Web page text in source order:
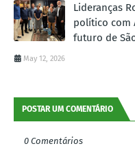
Lideranças
político com
futuro de
May 12, 2026
POSTAR UM COMENTÁRIO
0 Comentários